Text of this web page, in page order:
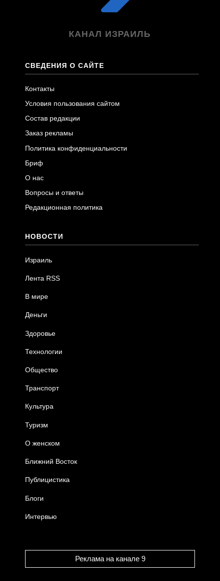
КАНАЛ ИЗРАИЛЬ
СВЕДЕНИЯ О САЙТЕ
Контакты
Условия пользования сайтом
Состав редакции
Заказ рекламы
Политика конфиденциальности
Бриф
О нас
Вопросы и ответы
Редакционная политика
НОВОСТИ
Израиль
Лента RSS
В мире
Деньги
Здоровье
Технологии
Общество
Транспорт
Культура
Туризм
О женском
Ближний Восток
Публицистика
Блоги
Интервью
Реклама на канале 9